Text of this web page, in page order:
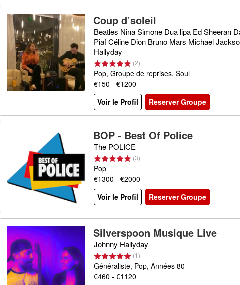
Coup d’soleil
Beatles Nina Simone Dua lipa Ed Sheeran
Piaf Céline Dion Bruno Mars Michael
Hallyday
(2)
Pop, Groupe de reprises, Soul
€150 - €1200
Voir le Profil
Reserver Groupe
BOP - Best Of Police
The POLICE
(3)
Pop
€1300 - €2000
Voir le Profil
Reserver Groupe
Silverspoon Musique Live
Johnny Hallyday
(1)
Généraliste, Pop, Années 80
€460 - €1120